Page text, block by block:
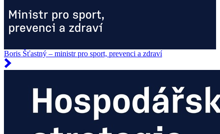
Boris Šťastný – ministr pro sport, prevenci a zdraví